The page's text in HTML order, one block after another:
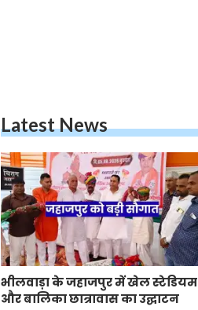
Latest News
भीलवाड़ा के जहाजपुर में खेल स्टेडियम
और बालिका छात्रावास का उद्घाटन